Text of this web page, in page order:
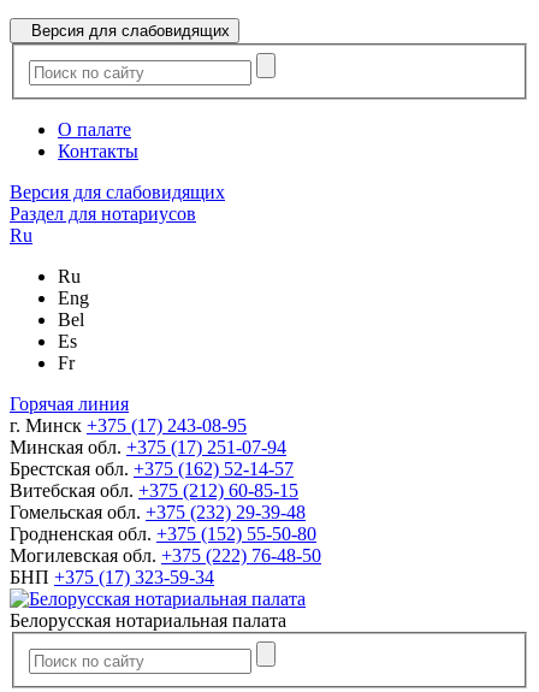
Версия для слабовидящих
О палате
Контакты
Версия для слабовидящих
Раздел для нотариусов
Ru
Ru
Eng
Bel
Es
Fr
Горячая линия
г. Минск +375 (17) 243-08-95
Минская обл. +375 (17) 251-07-94
Брестская обл. +375 (162) 52-14-57
Витебская обл. +375 (212) 60-85-15
Гомельская обл. +375 (232) 29-39-48
Гродненская обл. +375 (152) 55-50-80
Могилевская обл. +375 (222) 76-48-50
БНП +375 (17) 323-59-34
Белорусская нотариальная палата